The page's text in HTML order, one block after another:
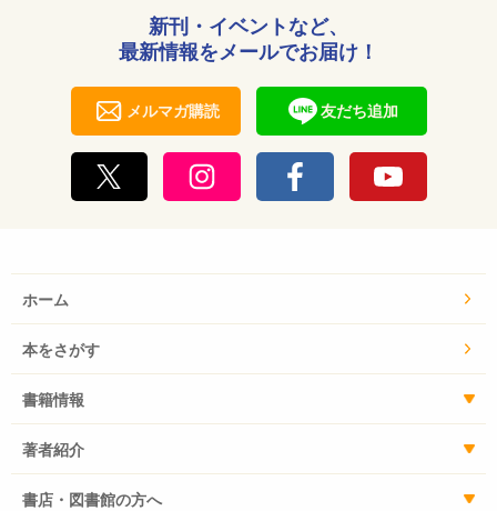
新刊・イベントなど、
最新情報をメールでお届け！
メルマガ購読 友だち追加
ホーム
本をさがす
書籍情報
著者紹介
書店・図書館の方へ